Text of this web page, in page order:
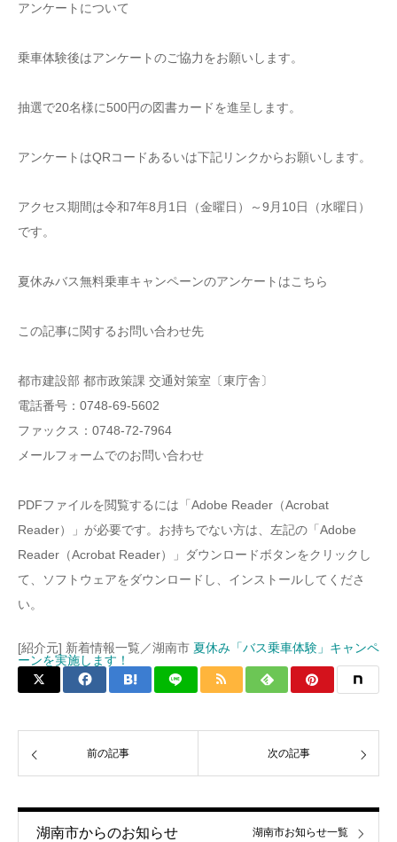
アンケートについて
乗車体験後はアンケートのご協力をお願いします。
抽選で20名様に500円の図書カードを進呈します。
アンケートはQRコードあるいは下記リンクからお願いします。
アクセス期間は令和7年8月1日（金曜日）～9月10日（水曜日）
です。
夏休みバス無料乗車キャンペーンのアンケートはこちら
この記事に関するお問い合わせ先
都市建設部 都市政策課 交通対策室〔東庁舎〕
電話番号：0748-69-5602
ファックス：0748-72-7964
メールフォームでのお問い合わせ
PDFファイルを閲覧するには「Adobe Reader（Acrobat
Reader）」が必要です。お持ちでない方は、左記の「Adobe
Reader（Acrobat Reader）」ダウンロードボタンをクリックし
て、ソフトウェアをダウンロードし、インストールしてくださ
い。
[紹介元] 新着情報一覧／湖南市 夏休み「バス乗車体験」キャンペ
ーンを実施します！
前の記事 次の記事
湖南市からのお知らせ 湖南市お知らせ一覧